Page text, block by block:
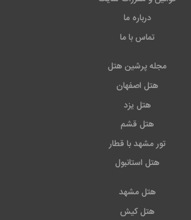
درباره ما
تماس با ما
مجله پرشین هتل
هتل اصفهان
هتل یزد
هتل قشم
تور مشهد با قطار
هتل استانبول
هتل مشهد
هتل کیش